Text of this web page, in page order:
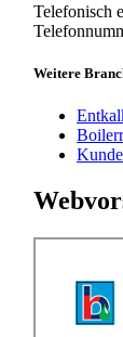
Telefonisch
Weitere